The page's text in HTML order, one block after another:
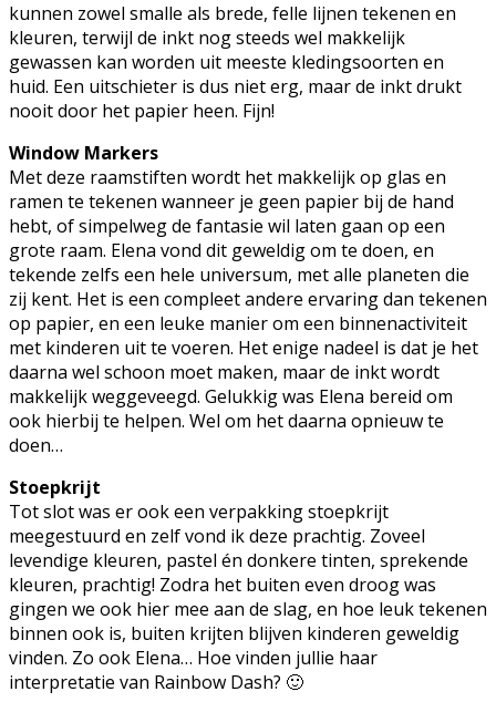
kunnen zowel smalle als brede, felle lijnen tekenen en
kleuren, terwijl de inkt nog steeds wel makkelijk
gewassen kan worden uit meeste kledingsoorten en
huid. Een uitschieter is dus niet erg, maar de inkt drukt
nooit door het papier heen. Fijn!
Window Markers
Met deze raamstiften wordt het makkelijk op glas en
ramen te tekenen wanneer je geen papier bij de hand
hebt, of simpelweg de fantasie wil laten gaan op een
grote raam. Elena vond dit geweldig om te doen, en
tekende zelfs een hele universum, met alle planeten die
zij kent. Het is een compleet andere ervaring dan tekenen
op papier, en een leuke manier om een binnenactiviteit
met kinderen uit te voeren. Het enige nadeel is dat je het
daarna wel schoon moet maken, maar de inkt wordt
makkelijk weggeveegd. Gelukkig was Elena bereid om
ook hierbij te helpen. Wel om het daarna opnieuw te
doen…
Stoepkrijt
Tot slot was er ook een verpakking stoepkrijt
meegestuurd en zelf vond ik deze prachtig. Zoveel
levendige kleuren, pastel én donkere tinten, sprekende
kleuren, prachtig! Zodra het buiten even droog was
gingen we ook hier mee aan de slag, en hoe leuk tekenen
binnen ook is, buiten krijten blijven kinderen geweldig
vinden. Zo ook Elena… Hoe vinden jullie haar
interpretatie van Rainbow Dash? 🙂